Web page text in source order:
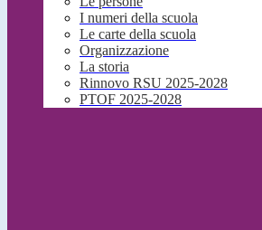
I numeri della scuola
Le carte della scuola
Organizzazione
La storia
Rinnovo RSU 2025-2028
PTOF 2025-2028